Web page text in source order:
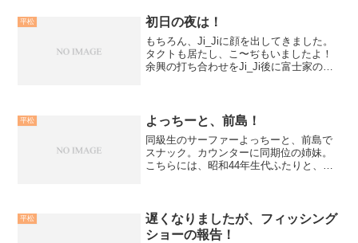
平松 初日の夜は！
もちろん、Ji_Jiに顔を出してきました。
タクトも居たし、こ〜ぢもいましたよ！
余興の打ち合わせをJi_Ji後に富士家のパ
既にmanb...
平松 よっちーと、前島！
同級生のサーファーよっちーと、前島で
スナック。カウンターに同期位の姉妹。
こちらには、昭和44年生代ふたりと、兼
束しました。果...
平松
遅くなりましたが、フィッシング
ショーの報告！